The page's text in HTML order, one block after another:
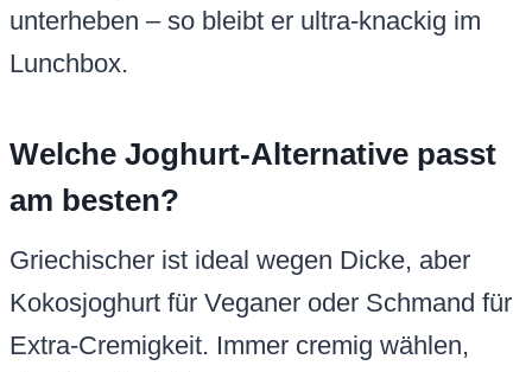
unterheben – so bleibt er ultra-knackig im
Lunchbox.
Welche Joghurt-Alternative passt
am besten?
Griechischer ist ideal wegen Dicke, aber
Kokosjoghurt für Veganer oder Schmand für
Extra-Cremigkeit. Immer cremig wählen,